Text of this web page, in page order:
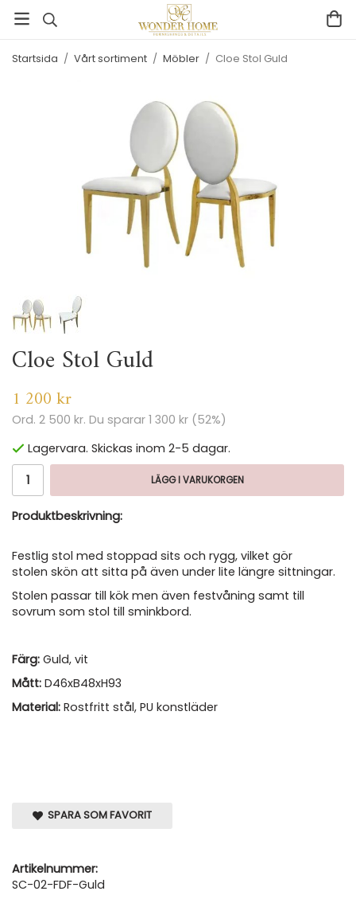
Startsida / Vårt sortiment / Möbler / Cloe Stol Guld
Cloe Stol Guld
1 200 kr
Ord. 2 500 kr. Du sparar 1 300 kr (52%)
Lagervara. Skickas inom 2-5 dagar.
LÄGG I VARUKORGEN
Produktbeskrivning:
Festlig stol med stoppad sits och rygg, vilket gör
stolen skön att sitta på även under lite längre sittningar.
Stolen passar till kök men även festvåning samt till
sovrum som stol till sminkbord.
Färg: Guld, vit
Mått: D46xB48xH93
Material: Rostfritt stål, PU konstläder
SPARA SOM FAVORIT
Artikelnummer:
SC-02-FDF-Guld